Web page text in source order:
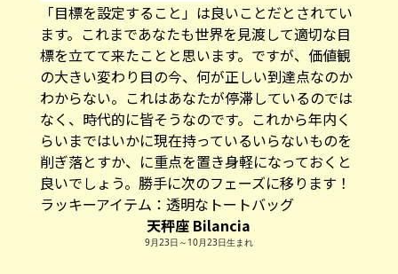
「目標を設定すること」は良いことだとされてい
ます。これまであなたも世界を見渡して適切な目
標を立てて来たことと思います。ですが、価値観
の大きい変わり目の今、何が正しい到達点なのか
わからない。これはあなたが停滞しているのでは
なく、時代的に皆そうなのです。これから年内く
らいまではいかに現在持っているいらないものを
削ぎ落とすか、に重点を置き身軽になっておくと
良いでしょう。勝手に次のフェーズに移ります！
ラッキーアイテム：透明なトートバッグ
天秤座 Bilancia
9月23日～10月23日生まれ